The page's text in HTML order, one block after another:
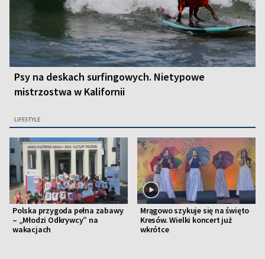
Psy na deskach surfingowych. Nietypowe
mistrzostwa w Kalifornii
LIFESTYLE
Polska przygoda pełna zabawy
– „Młodzi Odkrywcy” na
wakacjach
Mrągowo szykuje się na święto
Kresów. Wielki koncert już
wkrótce